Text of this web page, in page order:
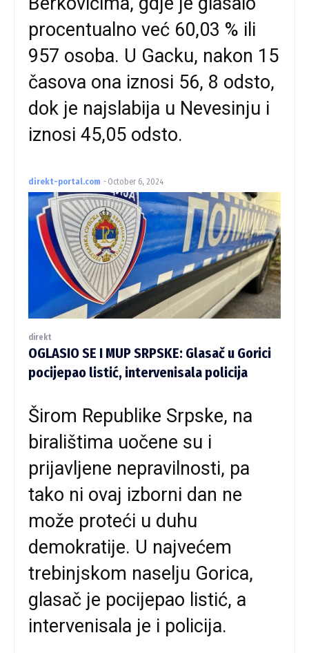
procentualno već 60,03 % ili
957 osoba. U Gacku, nakon 15
časova ona iznosi 56, 8 odsto,
dok je najslabija u Nevesinju i
iznosi 45,05 odsto.
direkt-portal.com - October 6, 2024
direkt
OGLASIO SE I MUP SRPSKE: Glasač u Gorici
pocijepao listić, intervenisala policija
Širom Republike Srpske, na
biralištima uočene su i
prijavljene nepravilnosti, pa
tako ni ovaj izborni dan ne
može proteći u duhu
demokratije. U najvećem
trebinjskom naselju Gorica,
glasač je pocijepao listić, a
intervenisala je i policija.